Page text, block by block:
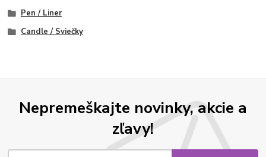
Pen / Liner
Candle / Sviečky
Nepremeškajte novinky, akcie a
zľavy!